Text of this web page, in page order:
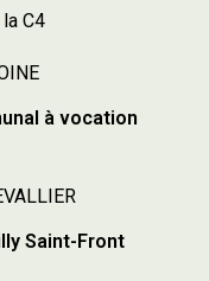
C4
à vocation
Saint-Front